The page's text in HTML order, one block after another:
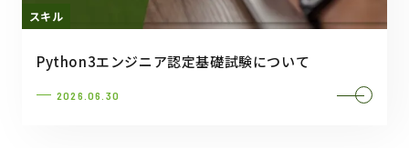
スキル
Python3エンジニア認定基礎試験について
2026.06.30